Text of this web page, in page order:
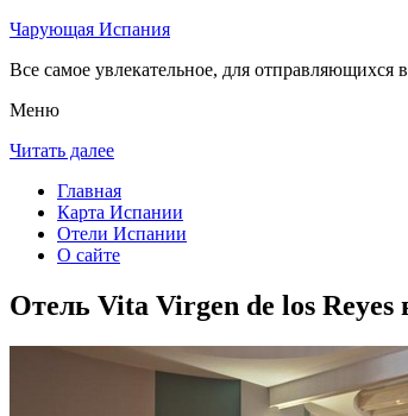
Чарующая Испания
Все самое увлекательное, для отправляющихся
Меню
Читать далее
Главная
Карта Испании
Отели Испании
О сайте
Отель Vita Virgen de los Reyes